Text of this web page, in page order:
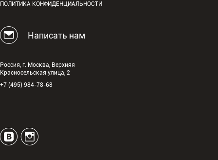
ПОЛИТИКА КОНФИДЕНЦИАЛЬНОСТИ
Написать нам
Россия, г. Москва, Верхняя
Красносельская улица, 2
+7 (495) 984-78-68